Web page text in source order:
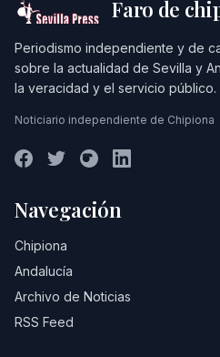
Faro de
Periodismo independiente y de
sobre la actualidad de Sevilla y
la veracidad y el servicio público.
Noticiario independiente de Chipiona
Navegación
Chipiona
Andalucía
Archivo de Noticias
RSS Feed